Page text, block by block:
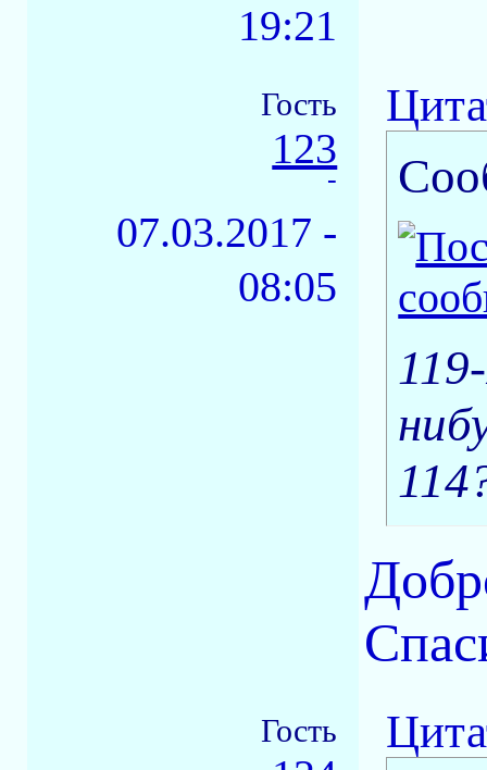
19:21
Гость
123
-
07.03.2017 -
08:05
Гость